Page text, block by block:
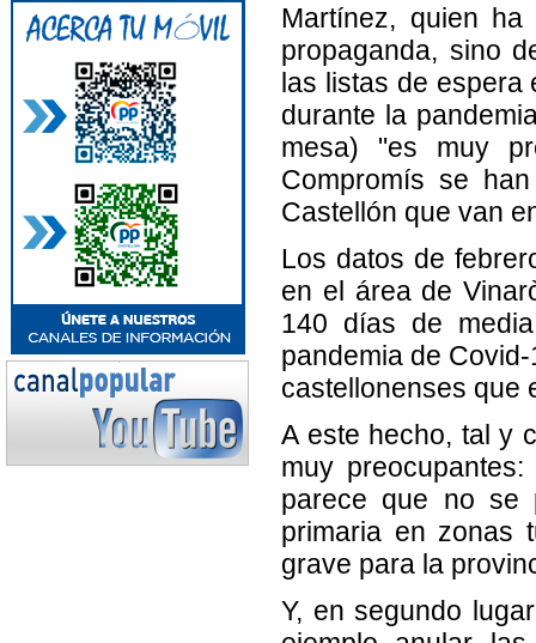
Martínez, quien
propaganda, sino
las listas de espera
durante la
mesa) "es muy
Compromís se
Castellón que van
Los datos de
en el área de
140 días de
pandemia de
castellonenses que
A este hecho, tal y
muy
parece que no se
primaria en zonas
grave para la
Y, en segundo